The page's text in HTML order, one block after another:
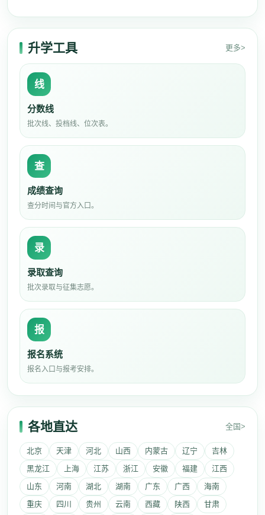
升学工具 更多>
线
分数线
批次线、投档线、位次表。
查
成绩查询
查分时间与官方入口。
录
录取查询
批次录取与征集志愿。
报
报名系统
报名入口与报考安排。
各地直达 全国>
北京 天津 河北 山西 内蒙古 辽宁
吉林
黑龙江
上海 江苏 浙江 安徽 福建
江西
山东
河南 湖北 湖南 广东 广西
海南
重庆
四川 贵州 云南 西藏 陕西
甘肃